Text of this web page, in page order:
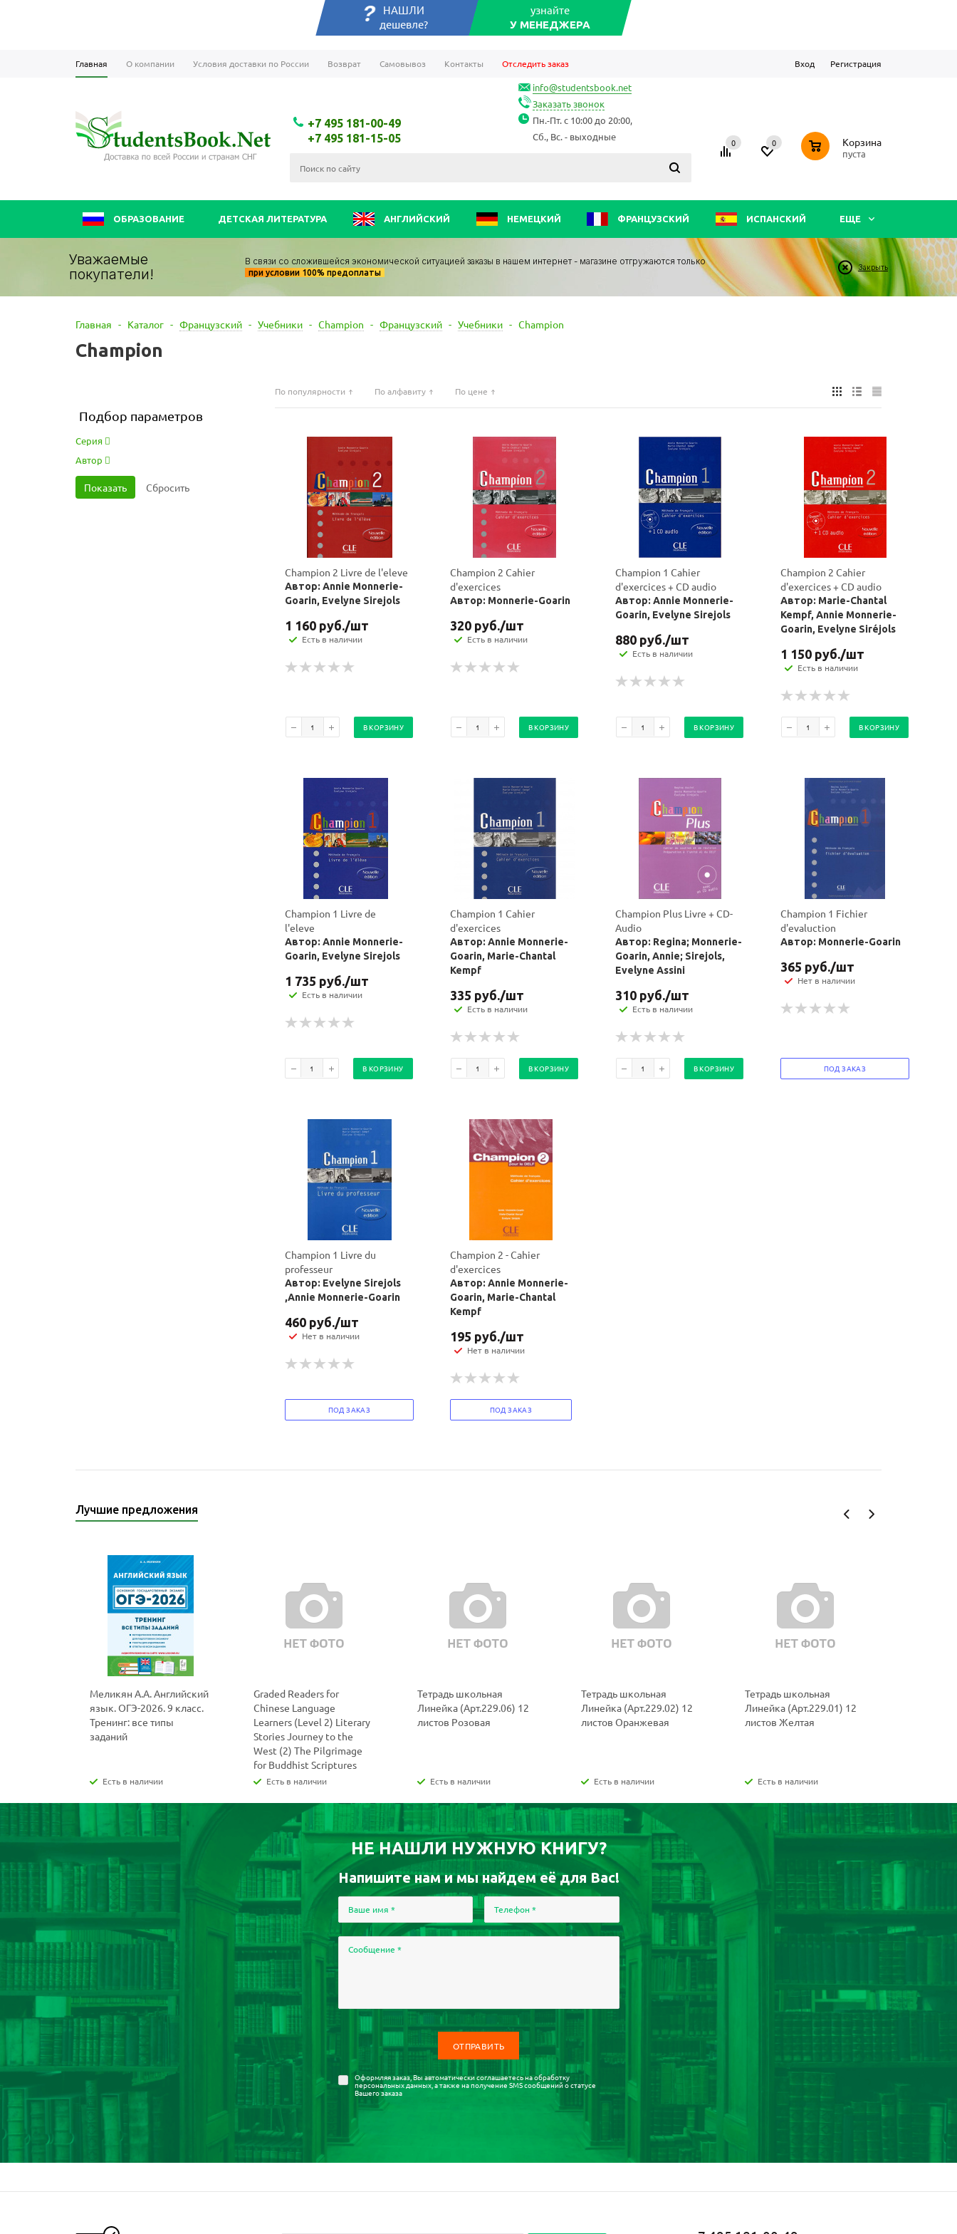
НАШЛИ
дешевле?
узнайте
У МЕНЕДЖЕРА
Главная О компании Условия доставки по России Возврат Самовывоз Контакты Отследить заказ Вход Регистрация
+7 495 181-00-49
+7 495 181-15-05
info@studentsbook.net
Заказать звонок
Пн.-Пт. с 10:00 до 20:00,
Сб., Вс. - выходные
0 0 0 Корзина
пуста
ОБРАЗОВАНИЕ ДЕТСКАЯ ЛИТЕРАТУРА АНГЛИЙСКИЙ НЕМЕЦКИЙ ФРАНЦУЗСКИЙ ИСПАНСКИЙ ЕЩЕ
Уважаемые
покупатели!
В связи со сложившейся экономической ситуацией заказы в нашем интернет - магазине отгружаются только
при условии 100% предоплаты
Закрыть
Главная - Каталог - Французский - Учебники - Champion - Французский - Учебники - Champion
Champion
Подбор параметров
Серия
Автор
По популярности По алфавиту По цене
Champion 2 Livre de l'eleve
Автор: Annie Monnerie-
Goarin, Evelyne Sirejols
1 160 руб./шт
Есть в наличии
В КОРЗИНУ
Champion 2 Cahier
d'exercices
Автор: Monnerie-Goarin
320 руб./шт
Есть в наличии
В КОРЗИНУ
Champion 1 Cahier
d'exercices + CD audio
Автор: Annie Monnerie-
Goarin, Evelyne Sirejols
880 руб./шт
Есть в наличии
В КОРЗИНУ
Champion 2 Cahier
d'exercices + CD audio
Автор: Marie-Chantal
Kempf, Annie Monnerie-
Goarin, Evelyne Siréjols
1 150 руб./шт
Есть в наличии
В КОРЗИНУ
Champion 1 Livre de
l'eleve
Автор: Annie Monnerie-
Goarin, Evelyne Sirejols
1 735 руб./шт
Есть в наличии
В КОРЗИНУ
Champion 1 Cahier
d'exercices
Автор: Annie Monnerie-
Goarin, Marie-Chantal
Kempf
335 руб./шт
Есть в наличии
В КОРЗИНУ
Champion Plus Livre + CD-
Audio
Автор: Regina; Monnerie-
Goarin, Annie; Sirejols,
Evelyne Assini
310 руб./шт
Есть в наличии
В КОРЗИНУ
Champion 1 Fichier
d'evaluction
Автор: Monnerie-Goarin
365 руб./шт
Нет в наличии
ПОД ЗАКАЗ
Champion 1 Livre du
professeur
Автор: Evelyne Sirejols
,Annie Monnerie-Goarin
460 руб./шт
Нет в наличии
ПОД ЗАКАЗ
Champion 2 - Cahier
d'exercices
Автор: Annie Monnerie-
Goarin, Marie-Chantal
Kempf
195 руб./шт
Нет в наличии
ПОД ЗАКАЗ
Лучшие предложения
Меликян А.А. Английский
язык. ОГЭ-2026. 9 класс.
Тренинг: все типы
заданий
Есть в наличии
Graded Readers for
Chinese Language
Learners (Level 2) Literary
Stories Journey to the
West (2) The Pilgrimage
for Buddhist Scriptures
Есть в наличии
Тетрадь школьная
Линейка (Арт.229.06) 12
листов Розовая
Есть в наличии
Тетрадь школьная
Линейка (Арт.229.02) 12
листов Оранжевая
Есть в наличии
Тетрадь школьная
Линейка (Арт.229.01) 12
листов Желтая
Есть в наличии
НЕ НАШЛИ НУЖНУЮ КНИГУ?
Напишите нам и мы найдем её для Вас!
Ваше имя * Телефон *
Сообщение *
Оформляя заказ, Вы автоматически соглашаетесь наобработку
персональных данных, а также на получение SMS сообщений о статусе
Вашего заказа
Ваш E-mail:
конфидициальности
Ваш E-mail:
политикой
конфидициальности